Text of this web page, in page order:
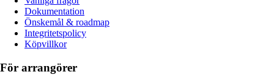
Dokumentation
Önskemål & roadmap
Integritetspolicy
Köpvillkor
För arrangörer